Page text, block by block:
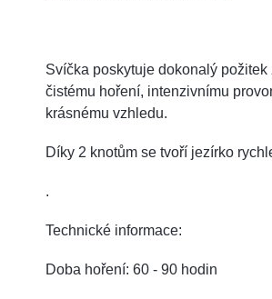
Svíčka poskytuje dokonalý požitek
čistému hoření, intenzivnímu
krásnému vzhledu.
Díky 2 knotům se tvoří jezírko
.
Technické informace:
Doba hoření: 60 - 90 hodin